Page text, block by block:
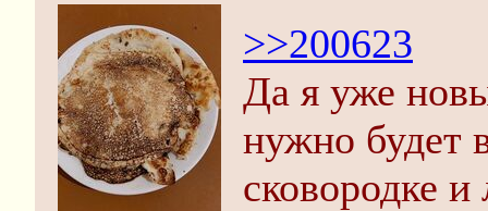
>>200623
Да я уже
нужно будет
сковородке и